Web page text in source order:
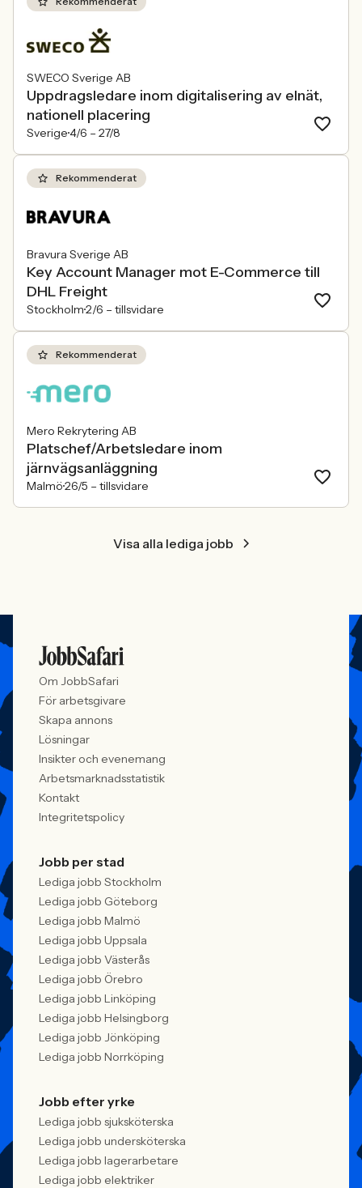
SWECO Sverige AB
Uppdragsledare inom digitalisering av elnät,
nationell placering
Sverige4/6 – 27/8
Rekommenderat
Bravura Sverige AB
Key Account Manager mot E-Commerce till
DHL Freight
Stockholm2/6 – tillsvidare
Rekommenderat
Mero Rekrytering AB
Platschef/Arbetsledare inom
järnvägsanläggning
Malmö26/5 – tillsvidare
Visa alla lediga jobb
Om JobbSafari
För arbetsgivare
Skapa annons
Lösningar
Insikter och evenemang
Arbetsmarknadsstatistik
Kontakt
Integritetspolicy
Jobb per stad
Lediga jobb Stockholm
Lediga jobb Göteborg
Lediga jobb Malmö
Lediga jobb Uppsala
Lediga jobb Västerås
Lediga jobb Örebro
Lediga jobb Linköping
Lediga jobb Helsingborg
Lediga jobb Jönköping
Lediga jobb Norrköping
Jobb efter yrke
Lediga jobb sjuksköterska
Lediga jobb undersköterska
Lediga jobb lagerarbetare
Lediga jobb elektriker